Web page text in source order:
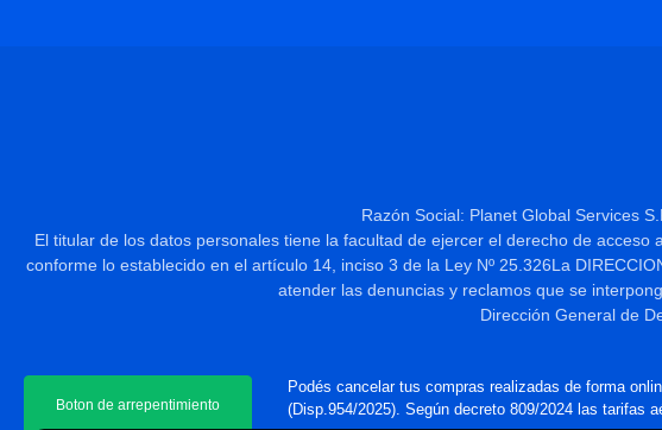
Razón Social: Planet Global Services
El titular de los datos personales tiene la facultad de ejercer el derecho de
conforme lo establecido en el artículo 14, inciso 3 de la Ley Nº 25.326La
atender las denuncias y reclamos que se
Dirección General de
Boton de arrepentimiento
Podés cancelar tus compras realizadas de forma
(Disp.954/2025). Según decreto 809/2024 las tarifas